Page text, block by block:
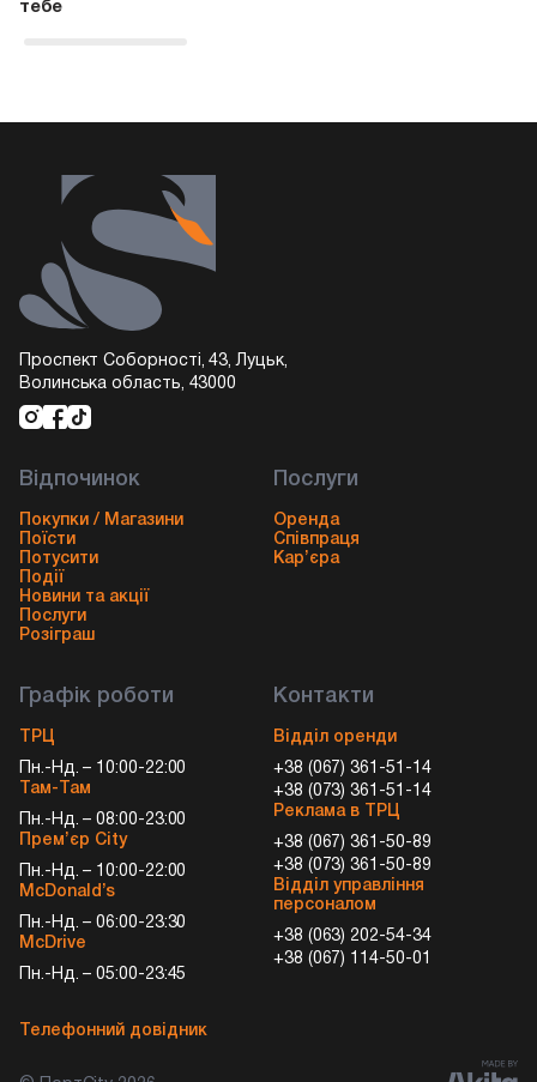
тебе
Проспект Соборності, 43, Луцьк,
Волинська область, 43000
Відпочинок
Покупки / Магазини
Поїсти
Потусити
Події
Новини та акції
Послуги
Розіграш
Послуги
Оренда
Співпраця
Кар’єра
Графік роботи
ТРЦ
Пн.-Нд. – 10:00-22:00
Там-Там
Пн.-Нд. – 08:00-23:00
Прем’єр City
Пн.-Нд. – 10:00-22:00
McDonald’s
Пн.-Нд. – 06:00-23:30
McDrive
Пн.-Нд. – 05:00-23:45
Контакти
Відділ оренди
+38 (067) 361-51-14
+38 (073) 361-51-14
Реклама в ТРЦ
+38 (067) 361-50-89
+38 (073) 361-50-89
Відділ управління
персоналом
+38 (063) 202-54-34
+38 (067) 114-50-01
Телефонний довідник